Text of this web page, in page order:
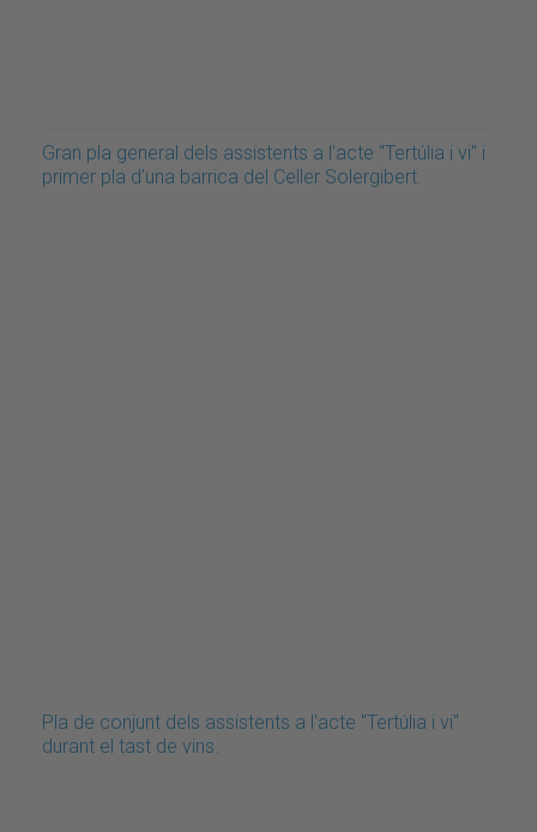
Gran pla general dels assistents a l'acte "Tertúlia i vi" i
primer pla d'una barrica del Celler Solergibert.
Pla de conjunt dels assistents a l'acte "Tertúlia i vi"
durant el tast de vins.